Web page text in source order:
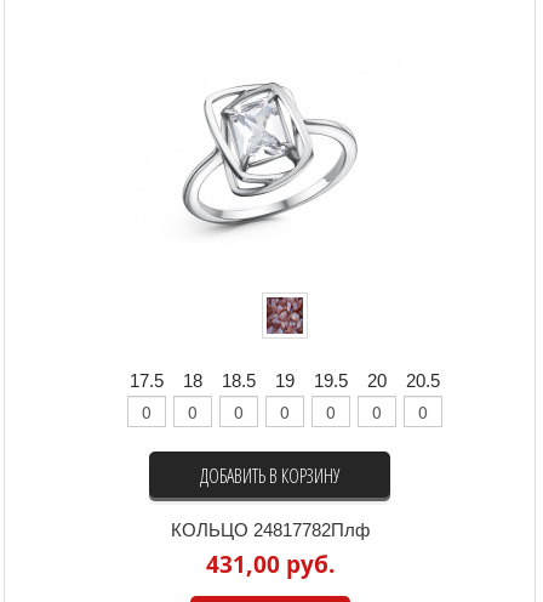
17.5 18 18.5 19 19.5 20 20.5
ДОБАВИТЬ В КОРЗИНУ
КОЛЬЦО 24817782Плф
431,00 руб.